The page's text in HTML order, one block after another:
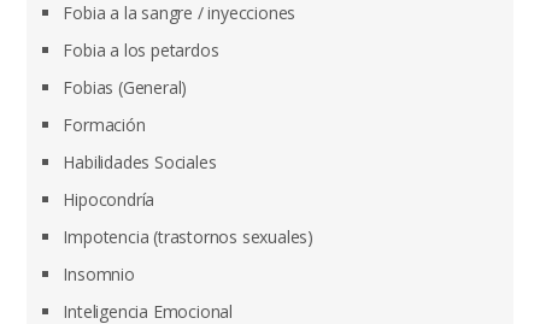
Fobia a la sangre / inyecciones
Fobia a los petardos
Fobias (General)
Formación
Habilidades Sociales
Hipocondría
Impotencia (trastornos sexuales)
Insomnio
Inteligencia Emocional